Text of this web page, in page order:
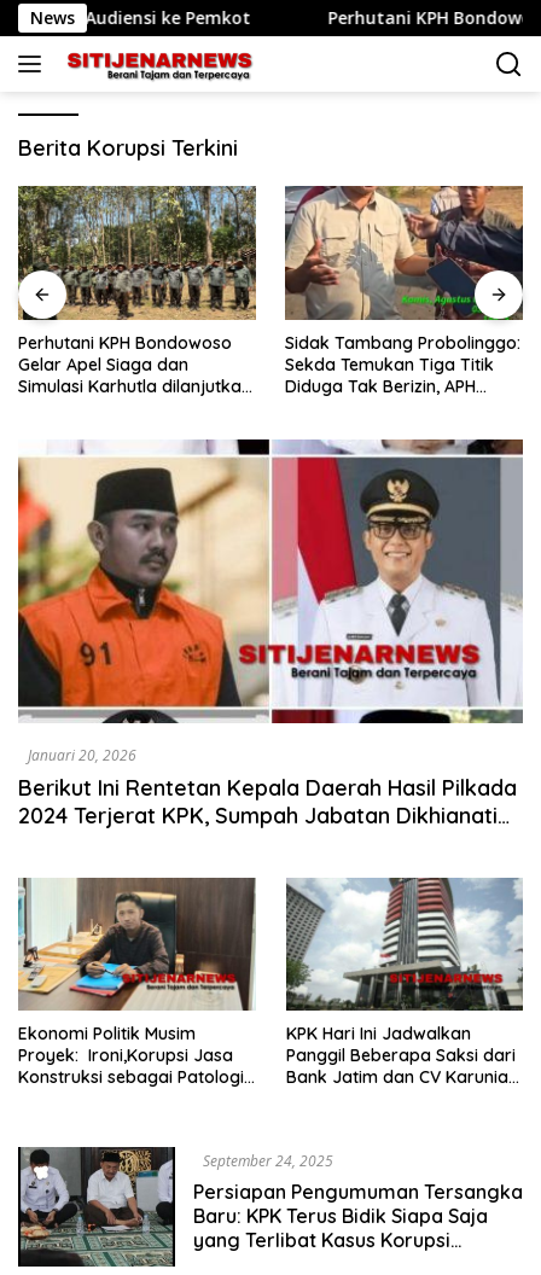
Langsung
ke
konten
News
Audiensi ke Pemkot Perhutani KPH Bondowoso
Berita Korupsi Terkini
Perhutani KPH Bondowoso
Gelar Apel Siaga dan
Simulasi Karhutla dilanjutkan
Sidak Tambang Probolinggo:
Sekda Temukan Tiga Titik
Diduga Tak Berizin, APH
Januari 20, 2026
Berikut Ini Rentetan Kepala Daerah Hasil Pilkada
2024 Terjerat KPK, Sumpah Jabatan Dikhianati
Tahun 2026 Ini Sudah 7 Bupati dan Walikota
Sudah Resmi Di Tangkap
Ekonomi Politik Musim
Proyek: Ironi,Korupsi Jasa
Konstruksi sebagai Patologi
Membantah.?
KPK Hari Ini Jadwalkan
Panggil Beberapa Saksi dari
Bank Jatim dan CV Karunia
September 24, 2025
Persiapan Pengumuman Tersangka
Baru: KPK Terus Bidik Siapa Saja
yang Terlibat Kasus Korupsi